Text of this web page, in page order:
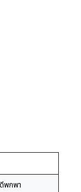
พกพา